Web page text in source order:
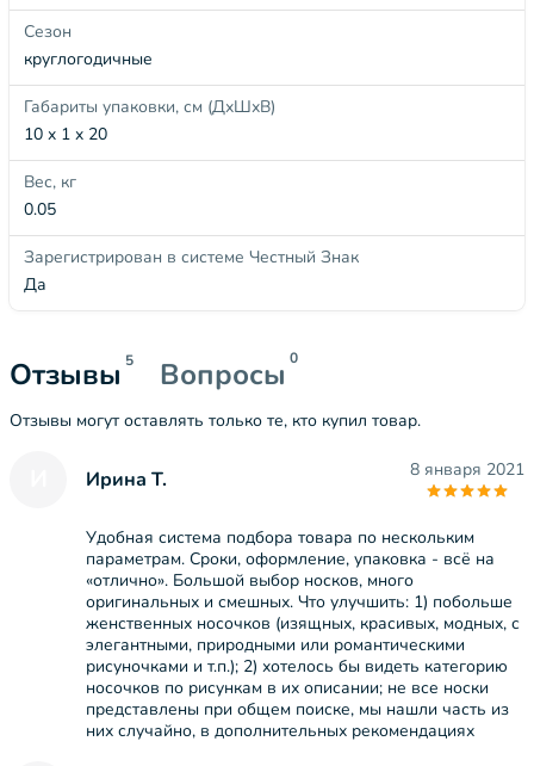
Сезон
круглогодичные
Габариты упаковки, см (ДхШхВ)
10 x 1 x 20
Вес, кг
0.05
Зарегистрирован в системе Честный Знак
Да
Отзывы 5 Вопросы 0
Отзывы могут оставлять только те, кто купил товар.
Ирина Т. 8 января 2021
Удобная система подбора товара по нескольким
параметрам. Сроки, оформление, упаковка - всё на
«отлично». Большой выбор носков, много
оригинальных и смешных. Что улучшить: 1) побольше
женственных носочков (изящных, красивых, модных, с
элегантными, природными или романтическими
рисуночками и т.п.); 2) хотелось бы видеть категорию
носочков по рисункам в их описании; не все носки
представлены при общем поиске, мы нашли часть из
них случайно, в дополнительных рекомендациях